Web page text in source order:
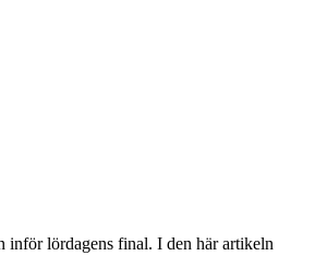
inför lördagens final. I den här artikeln